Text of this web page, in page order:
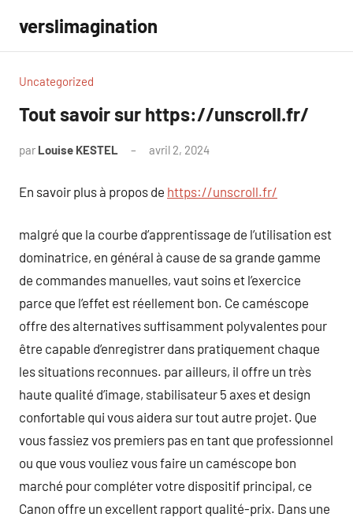
contenu
verslimagination
Uncategorized
Tout savoir sur https://unscroll.fr/
par Louise KESTEL avril 2, 2024
En savoir plus à propos de https://unscroll.fr/
malgré que la courbe d’apprentissage de l’utilisation est
dominatrice, en général à cause de sa grande gamme
de commandes manuelles, vaut soins et l’exercice
parce que l’effet est réellement bon. Ce caméscope
offre des alternatives suffisamment polyvalentes pour
être capable d’enregistrer dans pratiquement chaque
les situations reconnues. par ailleurs, il offre un très
haute qualité d’image, stabilisateur 5 axes et design
confortable qui vous aidera sur tout autre projet. Que
vous fassiez vos premiers pas en tant que professionnel
ou que vous vouliez vous faire un caméscope bon
marché pour compléter votre dispositif principal, ce
Canon offre un excellent rapport qualité-prix. Dans une